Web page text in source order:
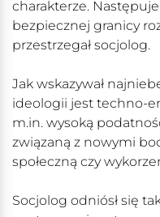
charakterze.
bezpiecznej granicy
przestrzegał socjolog.
Jak wskazywał
ideologii jest techno-
m.in. wysoką
związaną z nowymi
społeczną czy
Socjolog odniósł się